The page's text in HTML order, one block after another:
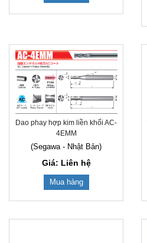
Dao phay hợp kim liền khối AC-
4EMM
(Segawa - Nhật Bản)
Giá: Liên hệ
Mua hàng